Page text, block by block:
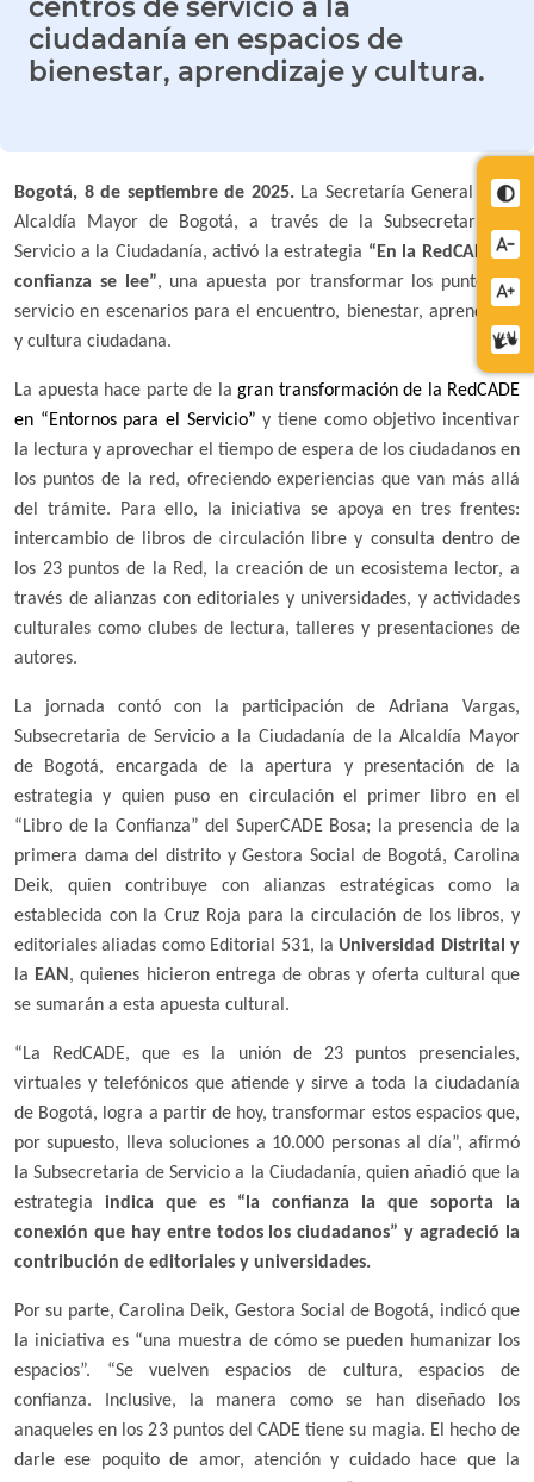
letra
letra
de
centros de servicio a la
ciudadanía en espacios de
bienestar, aprendizaje y cultura.
Bogotá, 8 de septiembre de 2025.La Secretaría General de la
Alcaldía Mayor de Bogotá, a través de la Subsecretaría de
Servicio a la Ciudadanía, activó la estrategia “En la RedCADE, la
confianza se lee”, una apuesta por transformar los puntos de
servicio en escenarios para el encuentro, bienestar, aprendizaje
y cultura ciudadana.
La apuesta hace parte de la gran transformación de la RedCADE
en “Entornos para el Servicio” y tiene como objetivo incentivar
la lectura y aprovechar el tiempo de espera de los ciudadanos en
los puntos de la red, ofreciendo experiencias que van más allá
del trámite. Para ello, la iniciativa se apoya en tres frentes:
intercambio de libros de circulación libre y consulta dentro de
los 23 puntos de la Red, la creación de un ecosistema lector, a
través de alianzas con editoriales y universidades, y actividades
culturales como clubes de lectura, talleres y presentaciones de
autores.
La jornada contó con la participación de Adriana Vargas,
Subsecretaria de Servicio a la Ciudadanía de la Alcaldía Mayor
de Bogotá, encargada de la apertura y presentación de la
estrategia y quien puso en circulación el primer libro en el
“Libro de la Confianza” del SuperCADE Bosa; la presencia de la
primera dama del distrito y Gestora Social de Bogotá, Carolina
Deik, quien contribuye con alianzas estratégicas como la
establecida con la Cruz Roja para la circulación de los libros, y
editoriales aliadas como Editorial 531, la Universidad Distrital y
la EAN , quienes hicieron entrega de obras y oferta cultural que
se sumarán a esta apuesta cultural.
“La RedCADE, que es la unión de 23 puntos presenciales,
virtuales y telefónicos que atiende y sirve a toda la ciudadanía
de Bogotá, logra a partir de hoy, transformar estos espacios que,
por supuesto, lleva soluciones a 10.000 personas al día”, afirmó
la Subsecretaria de Servicio a la Ciudadanía, quien añadió que la
estrategia indica que es “la confianza la que soporta la
conexión que hay entre todos los ciudadanos” y agradeció la
contribución de editoriales y universidades.
Por su parte, Carolina Deik, Gestora Social de Bogotá, indicó que
la iniciativa es “una muestra de cómo se pueden humanizar los
espacios”. “Se vuelven espacios de cultura, espacios de
confianza. Inclusive, la manera como se han diseñado los
anaqueles en los 23 puntos del CADE tiene su magia. El hecho de
darle ese poquito de amor, atención y cuidado hace que la